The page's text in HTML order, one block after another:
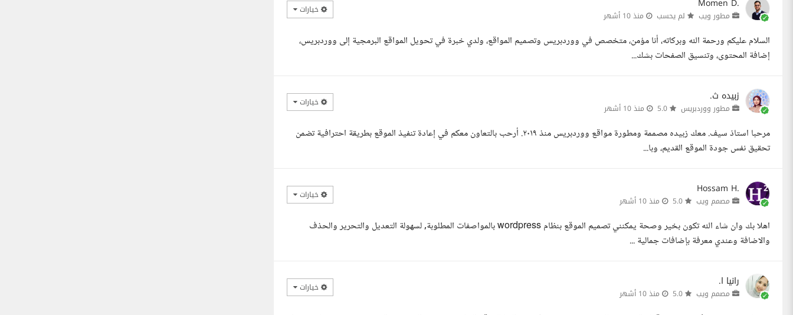
Momen D.
مطور ويب لم يحسب منذ 10 أشهر خيارات
السلام عليكم ورحمة الله وبركاته، أنا مؤمن، متخصص في ووردبريس وتصميم المواقع، ولدي خبرة في تحويل المواقع البرمجية إلى ووردبريس،
إضافة المحتوى، وتنسيق الصفحات بشك...
زبيده ث.
مطور ووردبريس منذ 10 أشهر خيارات
مرحبا استاذ سيف. معك زبيده مصممة ومطورة مواقع ووردبريس منذ ٢٠١٩. أرحب بالتعاون معكم في إعادة تنفيذ الموقع بطريقة احترافية تضمن
تحقيق نفس جودة الموقع القديم، وبا...
Hossam H.
مصمم ويب منذ 10 أشهر خيارات
اهلا بك وان شاء الله تكون بخير وصحة يمكنني تصميم الموقع بنظام wordpress بالمواصفات المطلوبة, لسهولة التعديل والتحرير والحذف
والاضافة وعندي معرفة بإضافات جمالية ...
رانيا ا.
مصمم ويب منذ 10 أشهر خيارات